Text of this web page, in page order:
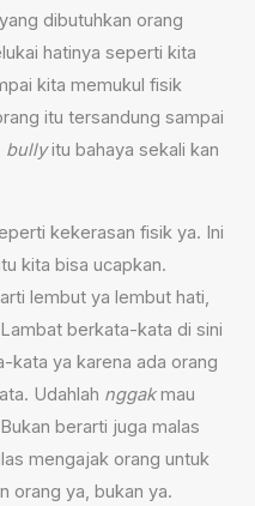
dibutuhkan orang
hatinya seperti kita
kita memukul fisik
itu tersandung sampai
bullyitu bahaya sekali kan
kekerasan fisik ya. Ini
kita bisa ucapkan.
lembut ya lembut hati,
berkata-kata di sini
kata ya karena ada orang
Udahlah nggakmau
berarti juga malas
mengajak orang untuk
orang ya, bukan ya.